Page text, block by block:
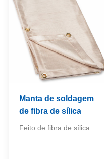
Manta de soldagem
de fibra de sílica
Feito de fibra de sílica.